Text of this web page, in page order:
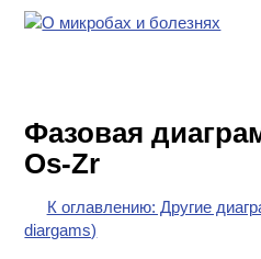
ХИМИЧЕСКАЯ
ПОСУДА
ВРЕДНЫЕ
ФАКТОРЫ
Фазовая
Os-Zr
К оглавлению: Другие
diargams)